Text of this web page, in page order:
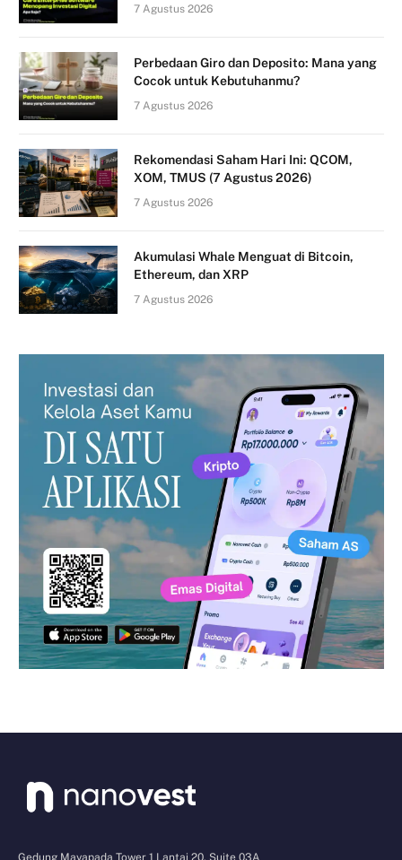
7 Agustus 2026
Perbedaan Giro dan Deposito: Mana yang
Cocok untuk Kebutuhanmu?
7 Agustus 2026
Rekomendasi Saham Hari Ini: QCOM,
XOM, TMUS (7 Agustus 2026)
7 Agustus 2026
Akumulasi Whale Menguat di Bitcoin,
Ethereum, dan XRP
7 Agustus 2026
Gedung Mayapada Tower 1 Lantai 20, Suite 03A